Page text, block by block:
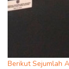
Berikut Sejumlah